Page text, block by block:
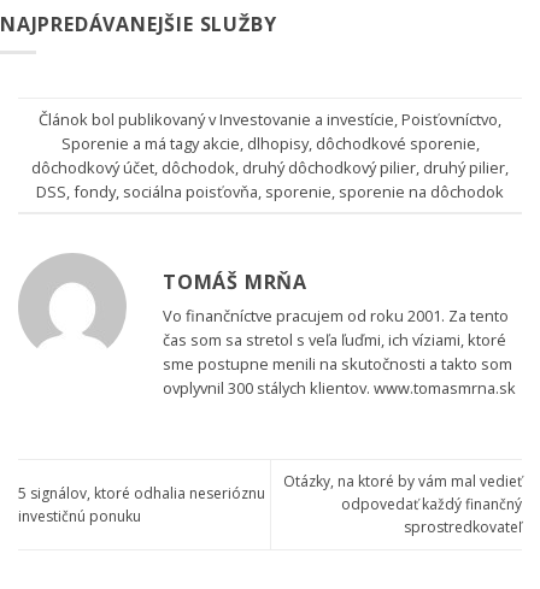
NAJPREDÁVANEJŠIE SLUŽBY
Článok bol publikovaný vInvestovanie a investície,Poisťovníctvo,
Sporenie a má tagyakcie, dlhopisy, dôchodkové sporenie,
dôchodkový účet, dôchodok, druhý dôchodkový pilier, druhý pilier,
DSS,fondy, sociálna poisťovňa, sporenie, sporenie na dôchodok
TOMÁŠ MRŇA
Vo finančníctve pracujem od roku 2001. Za tento
čas som sa stretol s veľa ľuďmi, ich víziami, ktoré
sme postupne menili na skutočnosti a takto som
ovplyvnil 300 stálych klientov. www.tomasmrna.sk
5 signálov, ktoré odhalia neserióznu
investičnú ponuku
Otázky, na ktoré by vám mal vedieť
odpovedať každý finančný
sprostredkovateľ